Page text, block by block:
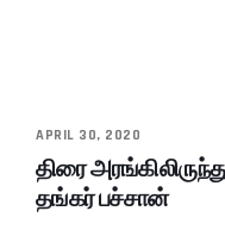
APRIL 30, 2020
திரை
தங்கர் பச்சான்